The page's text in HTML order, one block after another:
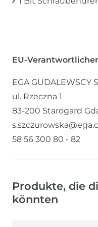
EU-Verantwortlicher
EGA GUDALEWSCY
ul. Rzeczna 1
83-200 Starogard
58 56 300 80 - 82
Produkte, die
könnten